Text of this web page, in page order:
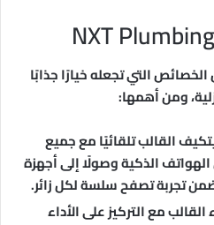
التي تجعله خيارًا جذابًا
ومن أهمها:
القالب تلقائيًا مع جميع
الذكية وصولًا إلى أجهزة
تجربة تصفح سلسة لكل زائر.
القالب مع التركيز على الأداء